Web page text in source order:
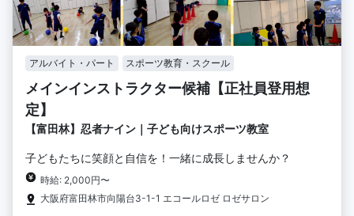
アルバイト・パート スポーツ教育・スクール
メインインストラクター候補【正社員登用想
定】
【富田林】忍者ナイン｜子ども向けスポーツ教室
子どもたちに笑顔と自信を！一緒に成長しませんか？
時給: 2,000円〜
大阪府富田林市向陽台3-1-1 エコールロゼ ロゼサロン